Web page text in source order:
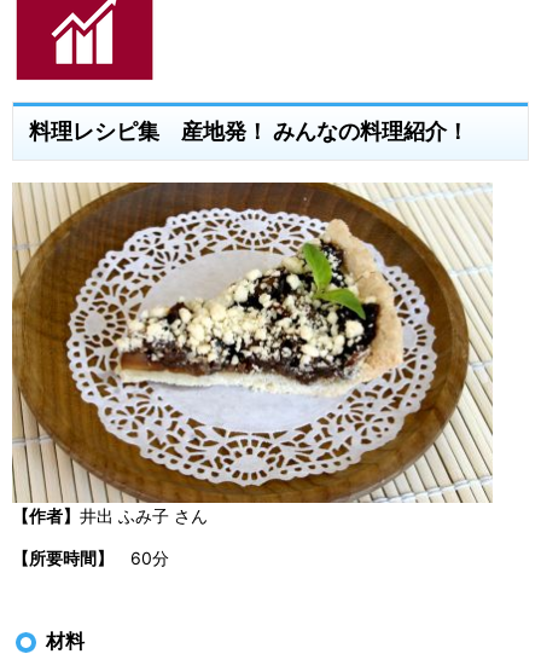
料理レシピ集 産地発！ みんなの料理紹介！
【作者】 井出 ふみ子 さん
【所要時間】 60分
材料